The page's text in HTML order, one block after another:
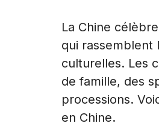
La Chine
qui rassemblent
culturelles. Les
de famille, des
processions.
en Chine.